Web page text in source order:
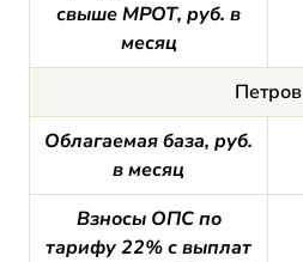
свыше МРОТ, руб. в
месяц
Петров
Облагаемая база, руб.
в месяц
Взносы ОПС по
тарифу 22% с выплат